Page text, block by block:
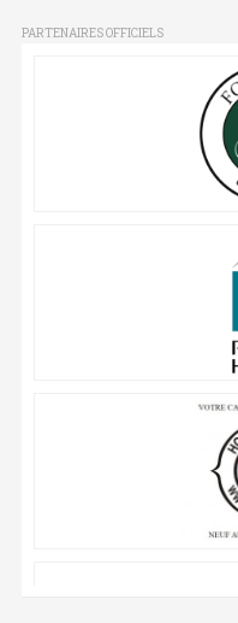
PARTENAIRES OFFICIELS